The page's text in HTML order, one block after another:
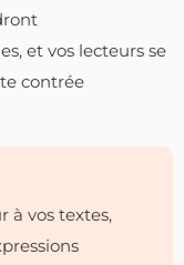
et vos lecteurs se
contrée
à vos textes,